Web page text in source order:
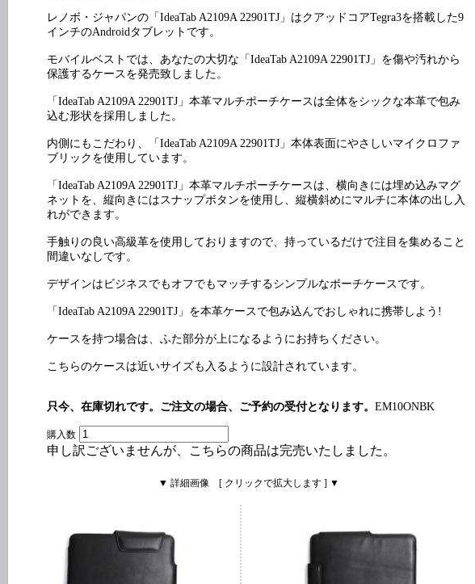
レノボ・ジャパンの「IdeaTab A2109A 22901TJ」はクアッドコアTegra3を搭載した9
インチのAndroidタブレットです。
モバイルベストでは、あなたの大切な「IdeaTab A2109A 22901TJ」を傷や汚れから
保護するケースを発売致しました。
「IdeaTab A2109A 22901TJ」本革マルチポーチケースは全体をシックな本革で包み
込む形状を採用しました。
内側にもこだわり、「IdeaTab A2109A 22901TJ」本体表面にやさしいマイクロファ
ブリックを使用しています。
「IdeaTab A2109A 22901TJ」本革マルチポーチケースは、横向きには埋め込みマグ
ネットを、縦向きにはスナップボタンを使用し、縦横斜めにマルチに本体の出し入
れができます。
手触りの良い高級革を使用しておりますので、持っているだけで注目を集めること
間違いなしです。
デザインはビジネスでもオフでもマッチするシンプルなポーチケースです。
「IdeaTab A2109A 22901TJ」を本革ケースで包み込んでおしゃれに携帯しよう!
ケースを持つ場合は、ふた部分が上になるようにお持ちください。
こちらのケースは近いサイズも入るように設計されています。
只今、在庫切れです。ご注文の場合、ご予約の受付となります。 EM10ONBK
購入数
申し訳ございませんが、こちらの商品は完売いたしました。
▼ 詳細画像 [ クリックで拡大します ] ▼